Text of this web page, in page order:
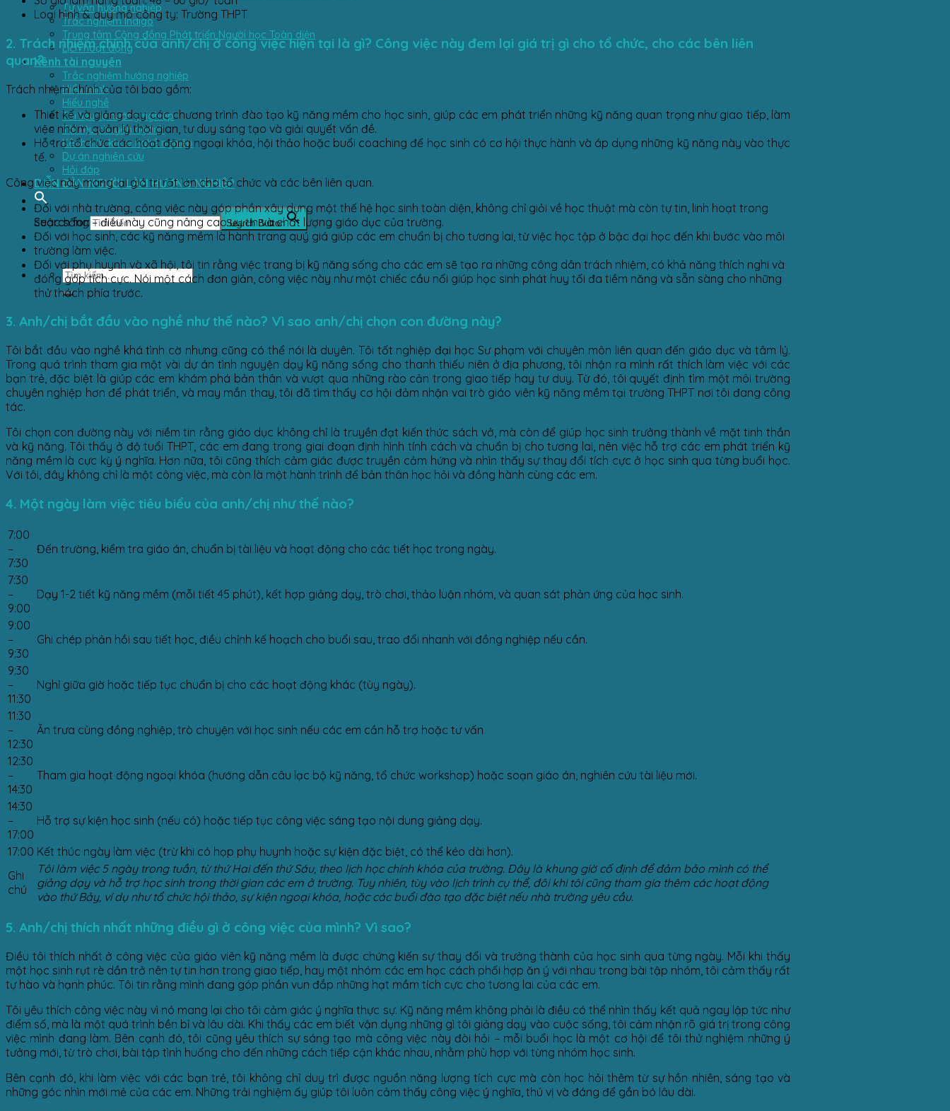
Tư vấn hướng nghiệp
Trắc nghiệm Indigo
Trung tâm Cộng đồng Phát triển Người học Toàn diện
Lịch hoạt động
Kênh tài nguyên
Trắc nghiệm hướng nghiệp
Hiểu mình
Hiểu nghề
Tài liệu tự hướng nghiệp
Tài liệu chuyên ngành
Kênh sức khỏe nghề nghiệp
Dự án nghiên cứu
Hỏi đáp
DIỄN ĐÀN NGƯỜI LÀM HƯỚNG NGHIỆP
Search for: Search Button
Loại hình & quy mô công ty: Trường THPT
2. Trách nhiệm chính của anh/chị ở công việc hiện tại là gì? Công việc này đem lại giá trị gì cho tổ chức, cho các bên liên
quan?
Trách nhiệm chính của tôi bao gồm:
Thiết kế và giảng dạy các chương trình đào tạo kỹ năng mềm cho học sinh, giúp các em phát triển những kỹ năng quan trọng như giao tiếp, làm
việc nhóm, quản lý thời gian, tư duy sáng tạo và giải quyết vấn đề.
Hỗ trợ tổ chức các hoạt động ngoại khóa, hội thảo hoặc buổi coaching để học sinh có cơ hội thực hành và áp dụng những kỹ năng này vào thực
tế.
Công việc này mang lại giá trị rất lớn cho tổ chức và các bên liên quan.
Đối với nhà trường, công việc này góp phần xây dựng một thế hệ học sinh toàn diện, không chỉ giỏi về học thuật mà còn tự tin, linh hoạt trong
cuộc sống – điều này cũng nâng cao uy tín và chất lượng giáo dục của trường.
Đối với học sinh, các kỹ năng mềm là hành trang quý giá giúp các em chuẩn bị cho tương lai, từ việc học tập ở bậc đại học đến khi bước vào môi
trường làm việc.
Đối với phụ huynh và xã hội, tôi tin rằng việc trang bị kỹ năng sống cho các em sẽ tạo ra những công dân trách nhiệm, có khả năng thích nghi và
đóng góp tích cực. Nói một cách đơn giản, công việc này như một chiếc cầu nối giúp học sinh phát huy tối đa tiềm năng và sẵn sàng cho những
thử thách phía trước.
3. Anh/chị bắt đầu vào nghề như thế nào? Vì sao anh/chị chọn con đường này?
Tôi bắt đầu vào nghề khá tình cờ nhưng cũng có thể nói là duyên. Tôi tốt nghiệp đại học Sư phạm với chuyên môn liên quan đến giáo dục và tâm lý.
Trong quá trình tham gia một vài dự án tình nguyện dạy kỹ năng sống cho thanh thiếu niên ở địa phương, tôi nhận ra mình rất thích làm việc với các
bạn trẻ, đặc biệt là giúp các em khám phá bản thân và vượt qua những rào cản trong giao tiếp hay tư duy. Từ đó, tôi quyết định tìm một môi trường
chuyên nghiệp hơn để phát triển, và may mắn thay, tôi đã tìm thấy cơ hội đảm nhận vai trò giáo viên kỹ năng mềm tại trường THPT nơi tôi đang công
tác.
Tôi chọn con đường này với niềm tin rằng giáo dục không chỉ là truyền đạt kiến thức sách vở, mà còn để giúp học sinh trưởng thành về mặt tinh thần
và kỹ năng. Tôi thấy ở độ tuổi THPT, các em đang trong giai đoạn định hình tính cách và chuẩn bị cho tương lai, nên việc hỗ trợ các em phát triển kỹ
năng mềm là cực kỳ ý nghĩa. Hơn nữa, tôi cũng thích cảm giác được truyền cảm hứng và nhìn thấy sự thay đổi tích cực ở học sinh qua từng buổi học.
Với tôi, đây không chỉ là một công việc, mà còn là một hành trình để bản thân học hỏi và đồng hành cùng các em.
4. Một ngày làm việc tiêu biểu của anh/chị như thế nào?
7:00
–
7:30
Đến trường, kiểm tra giáo án, chuẩn bị tài liệu và hoạt động cho các tiết học trong ngày.
7:30
–
9:00
Dạy 1-2 tiết kỹ năng mềm (mỗi tiết 45 phút), kết hợp giảng dạy, trò chơi, thảo luận nhóm, và quan sát phản ứng của học sinh.
9:00
–
9:30
Ghi chép phản hồi sau tiết học, điều chỉnh kế hoạch cho buổi sau, trao đổi nhanh với đồng nghiệp nếu cần.
9:30
–
11:30
Nghỉ giữa giờ hoặc tiếp tục chuẩn bị cho các hoạt động khác (tùy ngày).
11:30
–
12:30
Ăn trưa cùng đồng nghiệp, trò chuyện với học sinh nếu các em cần hỗ trợ hoặc tư vấn
12:30
–
14:30
Tham gia hoạt động ngoại khóa (hướng dẫn câu lạc bộ kỹ năng, tổ chức workshop) hoặc soạn giáo án, nghiên cứu tài liệu mới.
14:30
–
17:00
Hỗ trợ sự kiện học sinh (nếu có) hoặc tiếp tục công việc sáng tạo nội dung giảng dạy.
17:00 Kết thúc ngày làm việc (trừ khi có họp phụ huynh hoặc sự kiện đặc biệt, có thể kéo dài hơn).
Ghi
chú
Tôi làm việc 5 ngày trong tuần, từ thứ Hai đến thứ Sáu, theo lịch học chính khóa của trường. Đây là khung giờ cố định để đảm bảo mình có thể
giảng dạy và hỗ trợ học sinh trong thời gian các em ở trường. Tuy nhiên, tùy vào lịch trình cụ thể, đôi khi tôi cũng tham gia thêm các hoạt động
vào thứ Bảy, ví dụ như tổ chức hội thảo, sự kiện ngoại khóa, hoặc các buổi đào tạo đặc biệt nếu nhà trường yêu cầu.
5. Anh/chị thích nhất những điều gì ở công việc của mình? Vì sao?
Điều tôi thích nhất ở công việc của giáo viên kỹ năng mềm là được chứng kiến sự thay đổi và trưởng thành của học sinh qua từng ngày. Mỗi khi thấy
một học sinh rụt rè dần trở nên tự tin hơn trong giao tiếp, hay một nhóm các em học cách phối hợp ăn ý với nhau trong bài tập nhóm, tôi cảm thấy rất
tự hào và hạnh phúc. Tôi tin rằng mình đang góp phần vun đắp những hạt mầm tích cực cho tương lai của các em.
Tôi yêu thích công việc này vì nó mang lại cho tôi cảm giác ý nghĩa thực sự. Kỹ năng mềm không phải là điều có thể nhìn thấy kết quả ngay lập tức như
điểm số, mà là một quá trình bền bỉ và lâu dài. Khi thấy các em biết vận dụng những gì tôi giảng dạy vào cuộc sống, tôi cảm nhận rõ giá trị trong công
việc mình đang làm. Bên cạnh đó, tôi cũng yêu thích sự sáng tạo mà công việc này đòi hỏi – mỗi buổi học là một cơ hội để tôi thử nghiệm những ý
tưởng mới, từ trò chơi, bài tập tình huống cho đến những cách tiếp cận khác nhau, nhằm phù hợp với từng nhóm học sinh.
Bên cạnh đó, khi làm việc với các bạn trẻ, tôi không chỉ duy trì được nguồn năng lượng tích cực mà còn học hỏi thêm từ sự hồn nhiên, sáng tạo và
những góc nhìn mới mẻ của các em. Những trải nghiệm ấy giúp tôi luôn cảm thấy công việc ý nghĩa, thú vị và đáng để gắn bó lâu dài.